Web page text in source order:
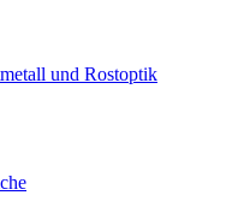
und Rostoptik